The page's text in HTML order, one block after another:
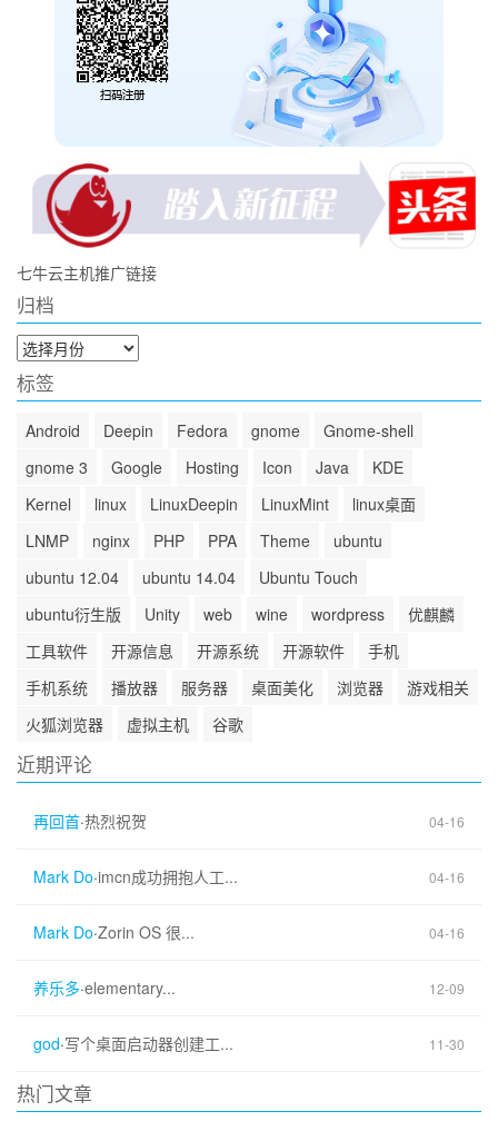
七牛云主机推广链接
归档
归
档
标签
Android Deepin Fedora gnome
Gnome-shell
gnome 3
Google Hosting Icon Java
KDE
Kernel
linux LinuxDeepin LinuxMint
linux桌面
LNMP
nginx PHP PPA Theme
ubuntu
ubuntu 12.04
ubuntu 14.04
Ubuntu Touch
ubuntu衍生版
Unity web wine wordpress
优麒麟
工具软件
开源信息 开源系统 开源软件
手机
手机系统
播放器 服务器 桌面美化 浏览器
游戏相关
火狐浏览器
虚拟主机 谷歌
近期评论
再回首·热烈祝贺 04-16
Mark Do·imcn成功拥抱人工... 04-16
Mark Do·Zorin OS 很... 04-16
养乐多·elementary... 12-09
god·写个桌面启动器创建工... 11-30
热门文章